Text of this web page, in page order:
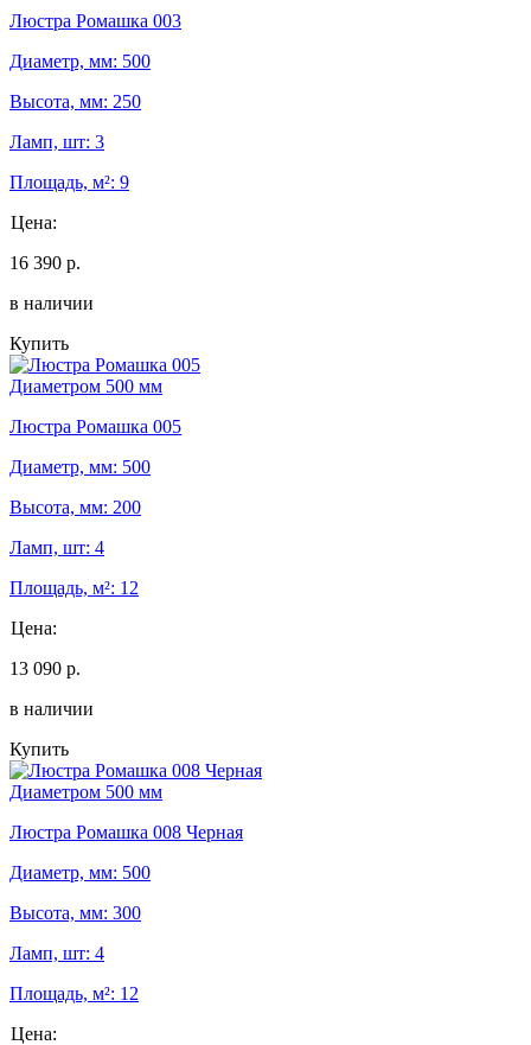
Люстра Ромашка 003
Диаметр, мм: 500
Высота, мм: 250
Ламп, шт: 3
Площадь, м²: 9
Цена:
16 390 р.
в наличии
Купить
Диаметром 500 мм
Люстра Ромашка 005
Диаметр, мм: 500
Высота, мм: 200
Ламп, шт: 4
Площадь, м²: 12
Цена:
13 090 р.
в наличии
Купить
Диаметром 500 мм
Люстра Ромашка 008 Черная
Диаметр, мм: 500
Высота, мм: 300
Ламп, шт: 4
Площадь, м²: 12
Цена: